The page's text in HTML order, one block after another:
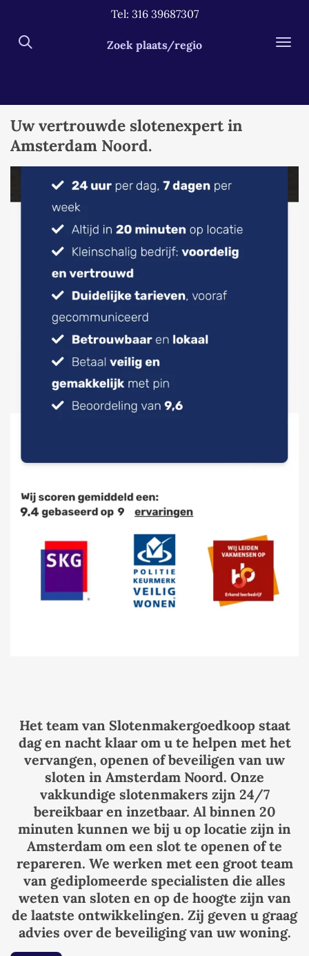
naar
Zoek plaats/regio
Tel: 316 39687307
Uw vertrouwde slotenexpert in
Amsterdam Noord.
Het team van Slotenmakergoedkoop staat
dag en nacht klaar om u te helpen met het
vervangen, openen of beveiligen van uw
sloten in Amsterdam Noord. Onze
vakkundige slotenmakers zijn 24/7
bereikbaar en inzetbaar. Al binnen 20
minuten kunnen we bij u op locatie zijn in
Amsterdam om een slot te openen of te
repareren. We werken met een groot team
van gediplomeerde specialisten die alles
weten van sloten en op de hoogte zijn van
de laatste ontwikkelingen. Zij geven u graag
advies over de beveiliging van uw woning.